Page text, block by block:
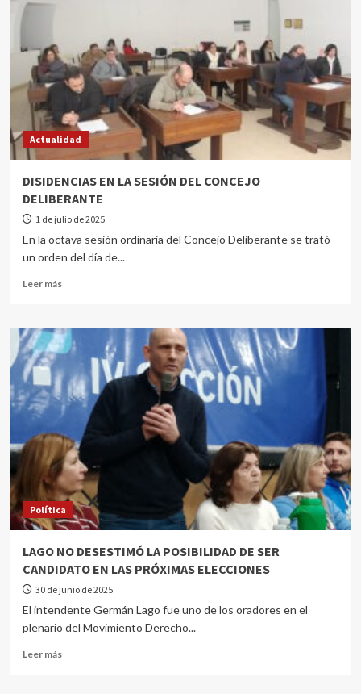
Actualidad
DISIDENCIAS EN LA SESIÓN DEL CONCEJO
DELIBERANTE
1 de julio de 2025
En la octava sesión ordinaria del Concejo Deliberante se trató
un orden del día de...
Leer más
Política
LAGO NO DESESTIMÓ LA POSIBILIDAD DE SER
CANDIDATO EN LAS PRÓXIMAS ELECCIONES
30 de junio de 2025
El intendente Germán Lago fue uno de los oradores en el
plenario del Movimiento Derecho...
Leer más